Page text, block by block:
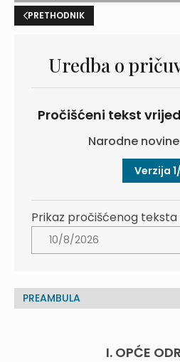
PRETHODNIK
Uredba o
Pročišćeni tekst vrijedi
Narodne novine
Verzija
Prikaz pročišćenog teksta
PREAMBULA
I. OPĆE